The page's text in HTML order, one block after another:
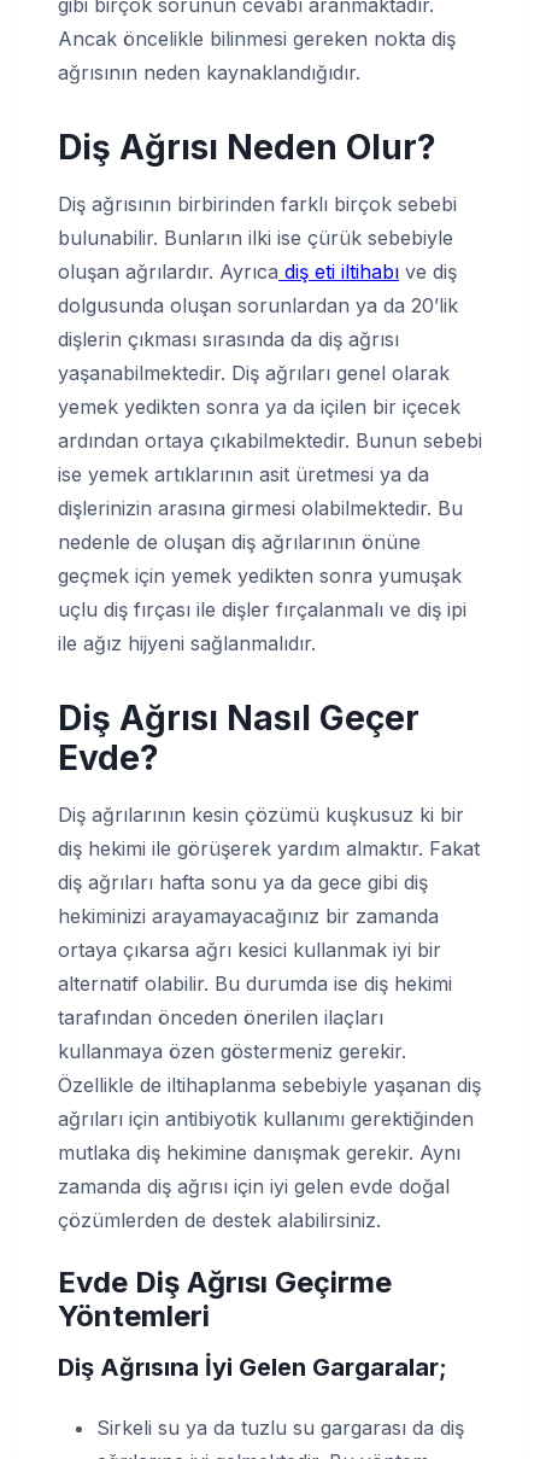
gibi birçok sorunun cevabı aranmaktadır.
Ancak öncelikle bilinmesi gereken nokta diş
ağrısının neden kaynaklandığıdır.
Diş Ağrısı Neden Olur?
Diş ağrısının birbirinden farklı birçok sebebi
bulunabilir. Bunların ilki ise çürük sebebiyle
oluşan ağrılardır. Ayrıca diş eti iltihabı ve diş
dolgusunda oluşan sorunlardan ya da 20’lik
dişlerin çıkması sırasında da diş ağrısı
yaşanabilmektedir. Diş ağrıları genel olarak
yemek yedikten sonra ya da içilen bir içecek
ardından ortaya çıkabilmektedir. Bunun sebebi
ise yemek artıklarının asit üretmesi ya da
dişlerinizin arasına girmesi olabilmektedir. Bu
nedenle de oluşan diş ağrılarının önüne
geçmek için yemek yedikten sonra yumuşak
uçlu diş fırçası ile dişler fırçalanmalı ve diş ipi
ile ağız hijyeni sağlanmalıdır.
Diş Ağrısı Nasıl Geçer
Evde?
Diş ağrılarının kesin çözümü kuşkusuz ki bir
diş hekimi ile görüşerek yardım almaktır. Fakat
diş ağrıları hafta sonu ya da gece gibi diş
hekiminizi arayamayacağınız bir zamanda
ortaya çıkarsa ağrı kesici kullanmak iyi bir
alternatif olabilir. Bu durumda ise diş hekimi
tarafından önceden önerilen ilaçları
kullanmaya özen göstermeniz gerekir.
Özellikle de iltihaplanma sebebiyle yaşanan diş
ağrıları için antibiyotik kullanımı gerektiğinden
mutlaka diş hekimine danışmak gerekir. Aynı
zamanda diş ağrısı için iyi gelen evde doğal
çözümlerden de destek alabilirsiniz.
Evde Diş Ağrısı Geçirme
Yöntemleri
Diş Ağrısına İyi Gelen Gargaralar;
Sirkeli su ya da tuzlu su gargarası da diş